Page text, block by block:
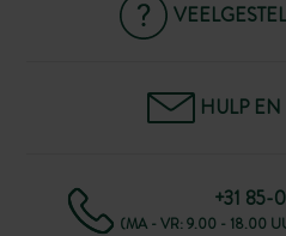
HULP
+31 85-
(MA - VR: 9.00 - 18.00